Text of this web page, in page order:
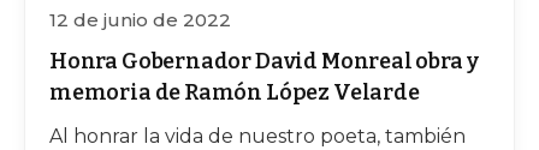
12 de junio de 2022
Honra Gobernador David Monreal obra y
memoria de Ramón López Velarde
Al honrar la vida de nuestro poeta, también